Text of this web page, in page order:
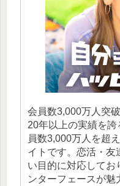
会員数3,000万人突
20年以上の実績を
員数3,000万人を超
イトです。恋活・友
い目的に対応してお
ンターフェースが